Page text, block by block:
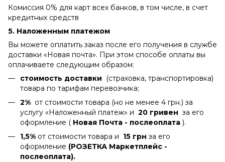
Комиссия 0% для карт всех банков, в том числе, в счет
кредитных средств
5. Наложенным платежом
Вы можете оплатить заказ после его получения в службе
доставки «Новая почта». При этом способе оплаты вы
оплачиваете следующим образом:
стоимость доставки (страховка, транспортировка)
товара по тарифам перевозчика;
2% от стоимости товара (но не менее 4 грн.) за
услугу «Наложенный платеж» и 20 гривен за его
оформление ( Новая Почта - послеоплата ).
1,5% от стоимости товара и 15 грн за его
оформление (РОЗЕТКА Маркетплейс -
послеоплата).